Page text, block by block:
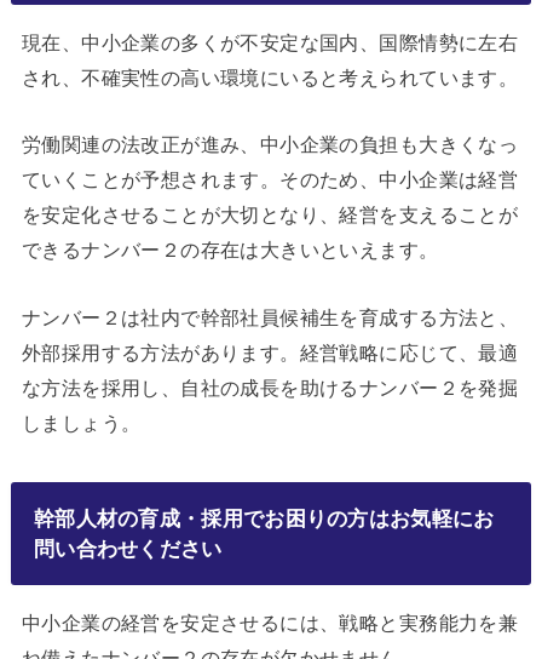
現在、中小企業の多くが不安定な国内、国際情勢に左右
され、不確実性の高い環境にいると考えられています。
労働関連の法改正が進み、中小企業の負担も大きくなっ
ていくことが予想されます。そのため、中小企業は経営
を安定化させることが大切となり、経営を支えることが
できるナンバー２の存在は大きいといえます。
ナンバー２は社内で幹部社員候補生を育成する方法と、
外部採用する方法があります。経営戦略に応じて、最適
な方法を採用し、自社の成長を助けるナンバー２を発掘
しましょう。
幹部人材の育成・採用でお困りの方はお気軽にお
問い合わせください
中小企業の経営を安定させるには、戦略と実務能力を兼